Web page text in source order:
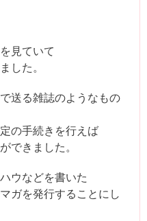
見ていて
した。
送る雑誌のようなもの
の手続きを行えば
できました。
ウなどを書いた
ガを発行することにし